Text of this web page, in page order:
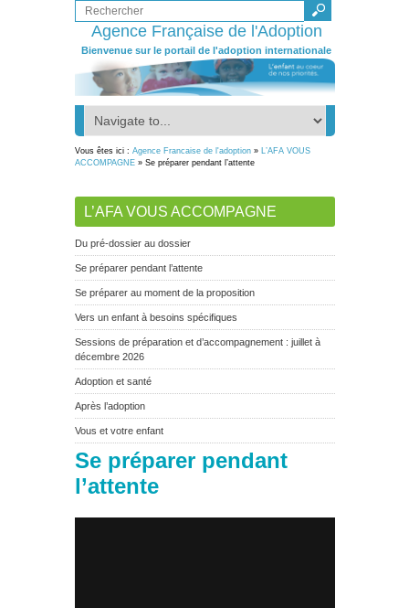
Agence Française de l'Adoption
Bienvenue sur le portail de l'adoption internationale
Vous êtes ici : Agence Francaise de l'adoption» L’AFA VOUS
ACCOMPAGNE» Se préparer pendant l’attente
L’AFA VOUS ACCOMPAGNE
Du pré-dossier au dossier
Se préparer pendant l’attente
Se préparer au moment de la proposition
Vers un enfant à besoins spécifiques
Sessions de préparation et d’accompagnement : juillet à
décembre 2026
Adoption et santé
Après l’adoption
Vous et votre enfant
Se préparer pendant
l’attente